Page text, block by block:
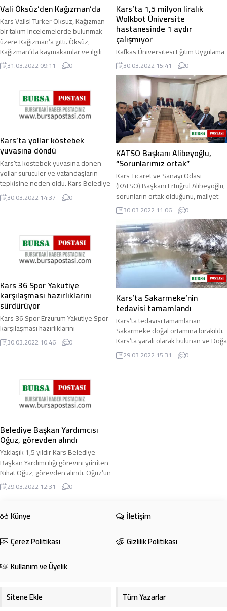
Vali Öksüz’den Kağızman’da
Kars Valisi Türker Öksüz, Kağızman
bir takım incelemelerde bulunmak
üzere Kağızman’a gitti. Öksüz,
Kağızman’da kaymakamlar ve ilgili
kurum ...
31.03.2022 09:11 0
Kars’ta 1,5 milyon liralık
Wolkbot Üniversite
hastanesinde 1 aydır
çalışmıyor
Kafkas Üniversitesi Eğitim Uygulama
ve Araştırma Hastanesi bünyesinde
hizmet veren a zamanın parasıyla
yaklaşık 1,5 milyon TL.’ye mal olan ...
30.03.2022 15:41 0
Kars’ta yollar köstebek
yuvasına döndü
Kars’ta köstebek yuvasına dönen
yollar sürücüler ve vatandaşların
tepkisine neden oldu. Kars Belediye
Başkanlığı’nca yapılan yollar kışı ...
30.03.2022 14:37 0
KATSO Başkanı Alibeyoğlu,
“Sorunlarımız ortak”
Kars Ticaret ve Sanayi Odası
(KATSO) Başkanı Ertuğrul Alibeyoğlu,
sorunların ortak olduğunu, maliyet
artışları ve karlılık oranlarındaki ...
30.03.2022 11:06 0
Kars 36 Spor Yakutiye
karşılaşması hazırlıklarını
sürdürüyor
Kars 36 Spor Erzurum Yakutiye Spor
karşılaşması hazırlıklarını
sürdürüyor. Bölgesel Amatör Lig
(BAL) Ligi 2’inci Bölge, 3’üncü grupta
30.03.2022 10:46 0
Kars’ta Sakarmeke’nin
tedavisi tamamlandı
Kars’ta tedavisi tamamlanan
Sakarmeke doğal ortamına bırakıldı.
Kars’ta yaralı olarak bulunan ve Doğa
Koruma Milli Parklar (DKMP) Kars
Şube ...
29.03.2022 15:31 0
Belediye Başkan Yardımcısı
Oğuz, görevden alındı
Yaklaşık 1,5 yıldır Kars Belediye
Başkan Yardımcılığı görevini yürüten
Nihat Oğuz, görevden alındı. Oğuz’un
yerine Serdar Kotan getirildi. Nihat ...
29.03.2022 12:31 0
Künye
İletişim
Çerez Politikası
Gizlilik Politikası
Kullanım ve Üyelik
Sitene Ekle Tüm Yazarlar